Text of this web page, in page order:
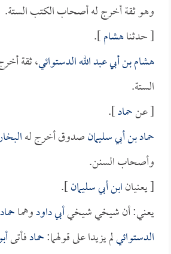
وهو ثقة أخرج له أصحاب الكتب الستة.
[ حدثناهشام].
هشام بن أبي عبد الله الدستوائي، ثقة
الستة.
[ عنحماد].
حماد بن أبي سليمانصدوق أخرج له
وأصحاب السنن.
[ يعنيانابن أبي سليمان].
يعني: أن شيخي شيخيأبي داودوهما
الدستوائيلم يزيدا على قولهما:حمادفأتى